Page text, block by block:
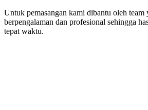
Untuk pemasangan kami dibantu oleh team
berpengalaman dan profesional sehingga
tepat waktu.